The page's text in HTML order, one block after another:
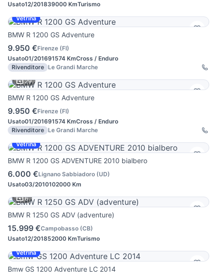
Usato12/201839000 KmTurismo
Vetrina
BMW R 1200 GS Adventure
9.950 €Firenze (FI)
Usato01/201691574 KmCross / Enduro
Rivenditore Le Grandi Marche
29
BMW R 1200 GS Adventure
9.950 €Firenze (FI)
Usato01/201691574 KmCross / Enduro
Rivenditore Le Grandi Marche
Vetrina
BMW R 1200 GS ADVENTURE 2010 bialbero
6.000 €Lignano Sabbiadoro (UD)
Usato03/2010102000 Km
6
BMW R 1250 GS ADV (adventure)
15.999 €Campobasso (CB)
Usato12/201852000 KmTurismo
Vetrina
Bmw GS 1200 Adventure LC 2014